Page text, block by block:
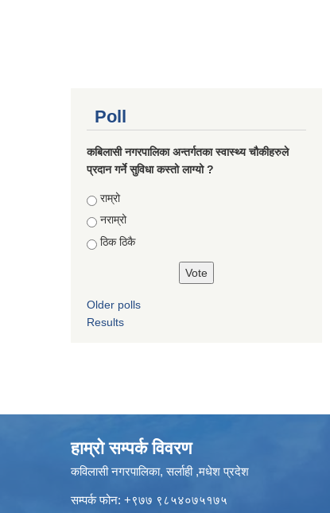
Poll
कबिलासी नगरपालिका अन्तर्गतका स्वास्थ्य चौकीहरुले
प्रदान गर्ने सुविधा कस्तो लाग्यो ?
Choices
राम्रो
नराम्रो
ठिक ठिकै
Older polls
Results
हाम्रो सम्पर्क विवरण
कविलासी नगरपालिका, सर्लाही ,मधेश प्रदेश
सम्पर्क फोन: +९७७ ९८५४०७५१७५